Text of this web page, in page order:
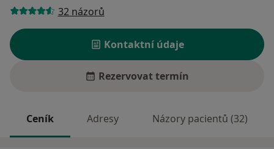
32 názorů
Kontaktní údaje
Rezervovat termín
Ceník Adresy Názory pacientů (32)